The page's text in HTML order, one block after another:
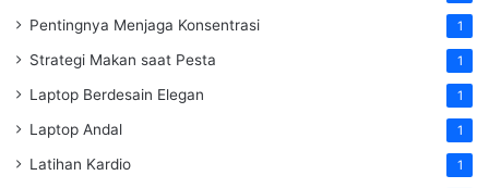
Pentingnya Menjaga Konsentrasi 1
Strategi Makan saat Pesta 1
Laptop Berdesain Elegan 1
Laptop Andal 1
Latihan Kardio 1